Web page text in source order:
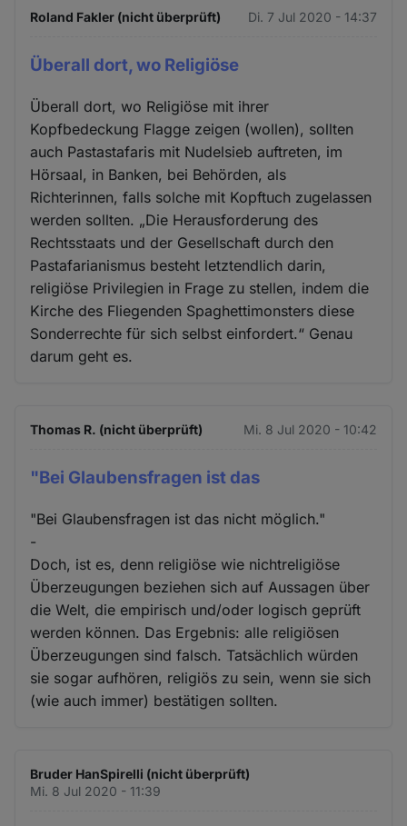
Roland Fakler (nicht überprüft) Di. 7 Jul 2020 - 14:37
Überall dort, wo Religiöse
Überall dort, wo Religiöse mit ihrer
Kopfbedeckung Flagge zeigen (wollen), sollten
auch Pastastafaris mit Nudelsieb auftreten, im
Hörsaal, in Banken, bei Behörden, als
Richterinnen, falls solche mit Kopftuch zugelassen
werden sollten. „Die Herausforderung des
Rechtsstaats und der Gesellschaft durch den
Pastafarianismus besteht letztendlich darin,
religiöse Privilegien in Frage zu stellen, indem die
Kirche des Fliegenden Spaghettimonsters diese
Sonderrechte für sich selbst einfordert.“ Genau
darum geht es.
Thomas R. (nicht überprüft) Mi. 8 Jul 2020 - 10:42
"Bei Glaubensfragen ist das
"Bei Glaubensfragen ist das nicht möglich."
-
Doch, ist es, denn religiöse wie nichtreligiöse
Überzeugungen beziehen sich auf Aussagen über
die Welt, die empirisch und/oder logisch geprüft
werden können. Das Ergebnis: alle religiösen
Überzeugungen sind falsch. Tatsächlich würden
sie sogar aufhören, religiös zu sein, wenn sie sich
(wie auch immer) bestätigen sollten.
Bruder HanSpirelli (nicht überprüft)
Mi. 8 Jul 2020 - 11:39